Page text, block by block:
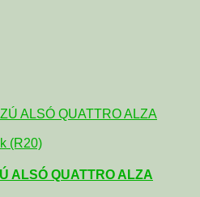
(R20)
ALSÓ QUATTRO ALZA